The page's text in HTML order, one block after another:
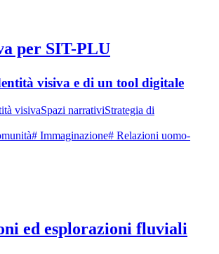
per SIT-PLU
visiva e di un tool digitale
visivaSpazi narrativiStrategia di
# Immaginazione# Relazioni uomo-
ed esplorazioni fluviali